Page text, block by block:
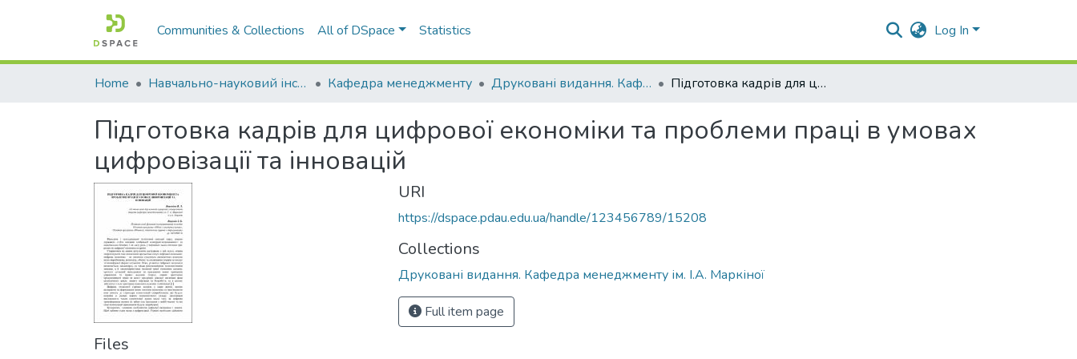
Communities & Collections All of DSpace Statistics Log In
Home Навчально-науковий інститут економіки, управління, права та інформаційних технологій Кафедра менеджменту Друковані видання. Кафедра менеджменту ім. І.А. Маркіної Підготовка кадрів для цифрової економіки та проблеми праці в умовах цифровізації та інновацій
Підготовка кадрів для цифрової економіки та проблеми праці в умовах
цифровізації та інновацій
Files
URI
https://dspace.pdau.edu.ua/handle/123456789/15208
Collections
Друковані видання. Кафедра менеджменту ім. І.А. Маркіної
Full item page